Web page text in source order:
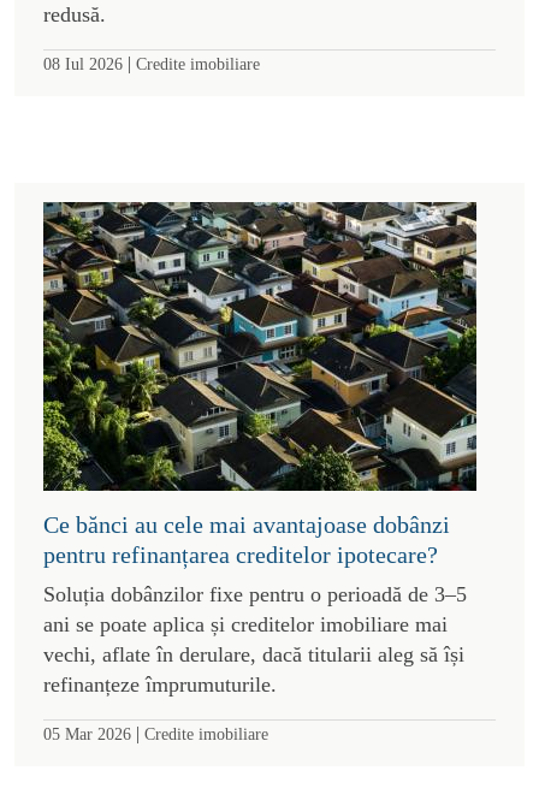
redusă.
08 Iul 2026 | Credite imobiliare
Ce bănci au cele mai avantajoase dobânzi
pentru refinanțarea creditelor ipotecare?
Soluția dobânzilor fixe pentru o perioadă de 3–5
ani se poate aplica și creditelor imobiliare mai
vechi, aflate în derulare, dacă titularii aleg să își
refinanțeze împrumuturile.
05 Mar 2026 | Credite imobiliare